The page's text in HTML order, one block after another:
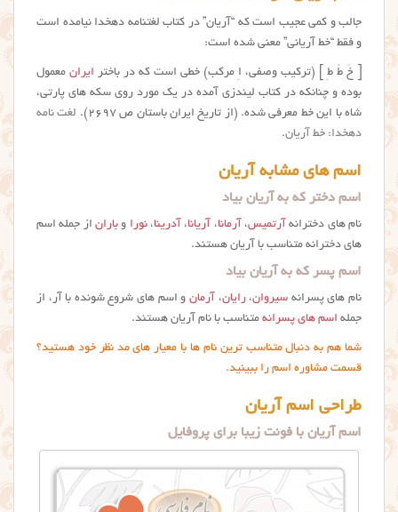
جالب و کمی عجیب است که “آریان” در کتاب لغتنامه دهخدا نیامده است
و فقط “خط آریانی” معنی شده است:
[ خَ طْ طِ ] (ترکیب وصفی، اِ مرکب) خطی است که در باختر ایران معمول
بوده و چنانکه در کتاب لیندزی آمده در یک مورد روی سکه های پارتی،
شاه با این خط معرفی شده. (از تاریخ ایران باستان ص ۲۶۹۷).
لغت نامه
دهخدا: خط آریان.
اسم های مشابه آریان
اسم دختر که به آریان بیاد
نام های دخترانه آرتمیس، آرمانا، آریانا، آدرینا،نورا و باران از جمله اسم
های دخترانه متناسب با آریان هستند.
اسم پسر که به آریان بیاد
نام های پسرانه سیروان،رایان، آرمان و اسم های شروع شونده با آر، از
جمله اسم های پسرانه متناسب با نام آریان هستند.
شما هم به دنبال متناسب ترین نام ها با معیار های مد نظر خود هستید؟
قسمت مشاوره اسم را ببینید.
طراحی اسم آریان
اسم آریان با فونت زیبا برای پروفایل